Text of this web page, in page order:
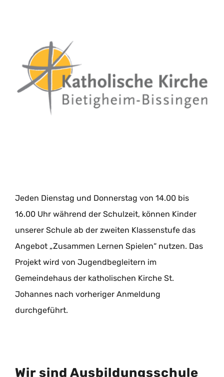
Jeden Dienstag und Donnerstag von 14.00 bis
16.00 Uhr während der Schulzeit, können Kinder
unserer Schule ab der zweiten Klassenstufe das
Angebot „Zusammen Lernen Spielen“ nutzen. Das
Projekt wird von Jugendbegleitern im
Gemeindehaus der katholischen Kirche St.
Johannes nach vorheriger Anmeldung
durchgeführt.
Wir sind Ausbildungsschule